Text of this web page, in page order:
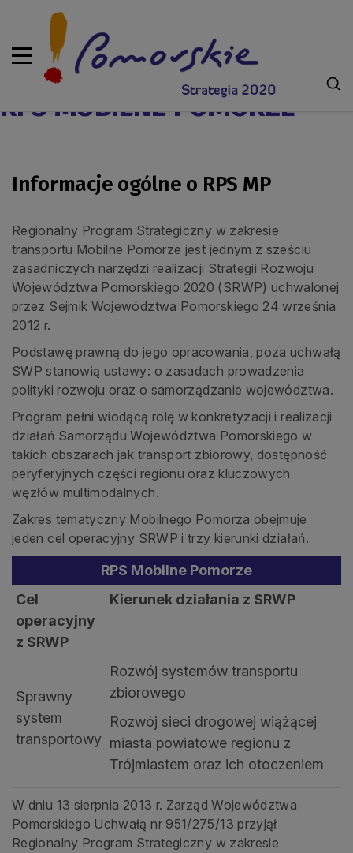
RPS MOBILNE POMORZE
Informacje ogólne o RPS MP
Regionalny Program Strategiczny w zakresie
transportu Mobilne Pomorze jest jednym z sześciu
zasadniczych narzędzi realizacji Strategii Rozwoju
Województwa Pomorskiego 2020 (SRWP) uchwalonej
przez Sejmik Województwa Pomorskiego 24 września
2012 r.
Podstawę prawną do jego opracowania, poza uchwałą
SWP stanowią ustawy: o zasadach prowadzenia
polityki rozwoju oraz o samorządzanie województwa.
Program pełni wiodącą rolę w konkretyzacji i realizacji
działań Samorządu Województwa Pomorskiego w
takich obszarach jak transport zbiorowy, dostępność
peryferyjnych części regionu oraz kluczowych
węzłów multimodalnych.
Zakres tematyczny Mobilnego Pomorza obejmuje
jeden cel operacyjny SRWP i trzy kierunki działań.
RPS Mobilne Pomorze
Cel
operacyjny
z SRWP
Kierunek działania z SRWP
Sprawny
system
transportowy
Rozwój systemów transportu
zbiorowego
Rozwój sieci drogowej wiążącej
miasta powiatowe regionu z
Trójmiastem oraz ich otoczeniem
W dniu 13 sierpnia 2013 r. Zarząd Województwa
Pomorskiego Uchwałą nr 951/275/13 przyjął
Regionalny Program Strategiczny w zakresie